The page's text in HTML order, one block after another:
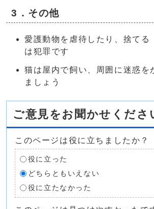
3．その他
愛護動物を虐待したり、捨てる
は犯罪です
猫は屋内で飼い、周囲に迷惑を
ましょう
ご意見をお聞かせくださ
このページは役に立ちましたか？
役に立った
どちらともいえない
役に立たなかった